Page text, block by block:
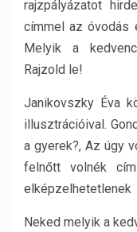
rajzpályázatot
címmel az óvodás
Melyik a
Rajzold le!
Janikovszky Éva
illusztrációival.
a gyerek?, Az úgy
felnőtt volnék
elképzelhetetlenek
Neked melyik a